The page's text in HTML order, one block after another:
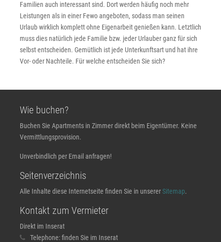
Familien auch interessant sind. Dort werden häufig noch mehr
Leistungen als in einer Fewo angeboten, sodass man seinen
Urlaub wirklich komplett ohne Eigenarbeit genießen kann. Letztlich
muss dies natürlich jede Familie bzw. jeder Urlauber ganz für sich
selbst entscheiden. Gemütlich ist jede Unterkunftsart und hat ihre
Vor- oder Nachteile. Für welche entscheiden Sie sich?
Wie buchen?
Buchen Sie Apartments in Zimmer direkt beim Eigentümer. Keine
Vermittlungsprovision.
Unverbindlich per Email anfragen!
Seitenverzeichnis
Alle Inhalte diese Internetseite finden Sie in unsererSitemap.
Kontakt zum Vermieter
Direkt im Inserat
Telephone:finden Sie im Inserat